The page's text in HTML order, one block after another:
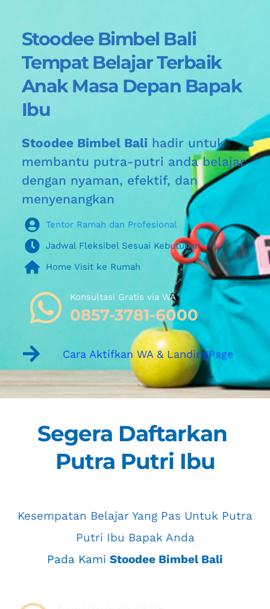
Stoodee Bimbel Bali
Tempat Belajar Terbaik
Anak Masa Depan Bapak
Ibu
Stoodee Bimbel Bali hadir untuk
membantu putra-putri anda belajar
dengan nyaman, efektif, dan
menyenangkan
Tentor Ramah dan Profesional
Jadwal Fleksibel Sesuai Kebutuhan
Home Visit ke Rumah
Konsultasi Gratis via WA
0857-3781-6000
Cara Aktifkan WA & LandingPage
Segera Daftarkan
Putra Putri Ibu
Putri Ibu Bapak Anda
Pada Kami Stoodee Bimbel Bali